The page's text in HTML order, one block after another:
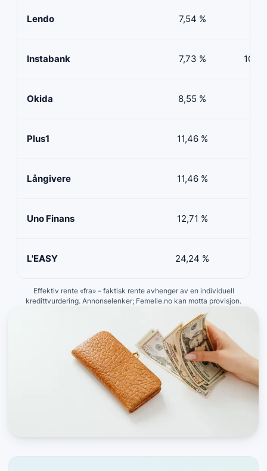
Lendo 7,54 %
Instabank 7,73 % 100
Okida 8,55 %
Plus1 11,46 %
Långivere 11,46 %
Uno Finans 12,71 %
L'EASY 24,24 %
Effektiv rente «fra» – faktisk rente avhenger av en individuell
kredittvurdering. Annonselenker; Femelle.no kan motta provisjon.